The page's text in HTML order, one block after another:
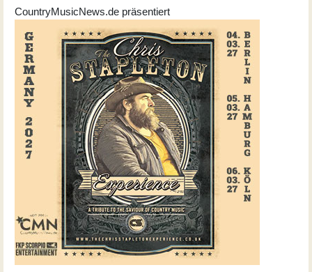
CountryMusicNews.de präsentiert